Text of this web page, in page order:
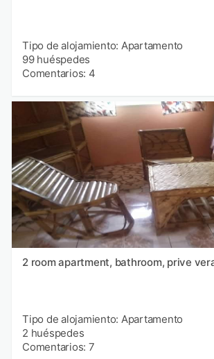
Tipo de alojamiento: Apartamento
99 huéspedes
Comentarios: 4
2 room apartment, bathroom, prive
Tipo de alojamiento: Apartamento
2 huéspedes
Comentarios: 7